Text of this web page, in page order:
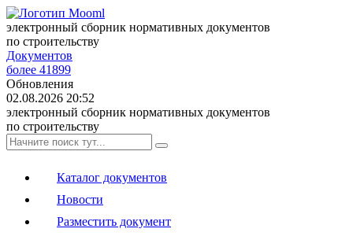
электронный сборник нормативных документов
по строительству
Документов
более 41899
Обновления
02.08.2026 20:52
электронный сборник нормативных документов
по строительству
Каталог документов
Новости
Разместить документ